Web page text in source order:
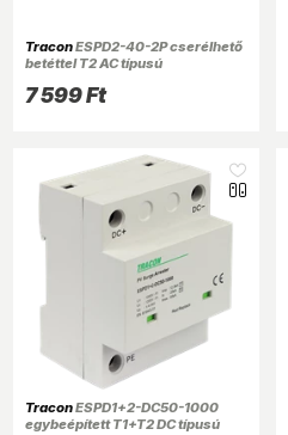
TraconESPD2-40-2P cserélhető
betéttel T2 AC típusú
7 599 Ft
TraconESPD1+2-DC50-1000
egybeépített T1+T2 DC típusú